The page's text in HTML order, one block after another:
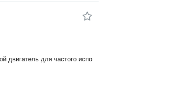
двигатель для частого испо